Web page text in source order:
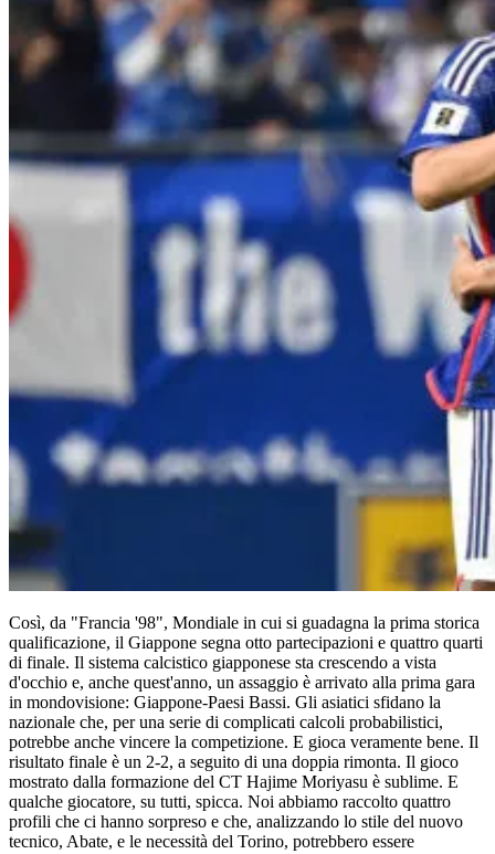
Così, da "Francia '98", Mondiale in cui si guadagna la prima storica
qualificazione, il Giappone segna otto partecipazioni e quattro quarti
di finale. Il sistema calcistico giapponese sta crescendo a vista
d'occhio e, anche quest'anno, un assaggio è arrivato alla prima gara
in mondovisione: Giappone-Paesi Bassi. Gli asiatici sfidano la
nazionale che, per una serie di complicati calcoli probabilistici,
potrebbe anche vincere la competizione. E gioca veramente bene. Il
risultato finale è un 2-2, a seguito di una doppia rimonta. Il gioco
mostrato dalla formazione del CT Hajime Moriyasu è sublime. E
qualche giocatore, su tutti, spicca. Noi abbiamo raccolto quattro
profili che ci hanno sorpreso e che, analizzando lo stile del nuovo
tecnico, Abate, e le necessità del Torino, potrebbero essere